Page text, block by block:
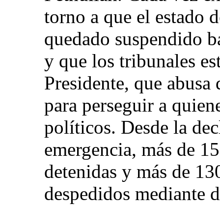
torno a que el estado
quedado suspendido
y que los tribunales
Presidente, que
para perseguir a
políticos. Desde la
emergencia, más de
detenidas y más de
despedidos mediante